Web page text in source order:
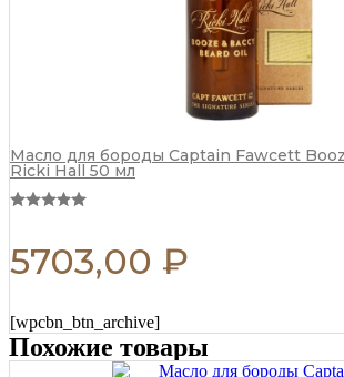
Масло для бороды Captain Fawcett
Ricki Hall 50 мл
5703,00 ₽
[wpcbn_btn_archive]
Похожие товары